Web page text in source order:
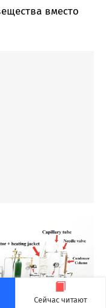
Сейчас читают
вместо